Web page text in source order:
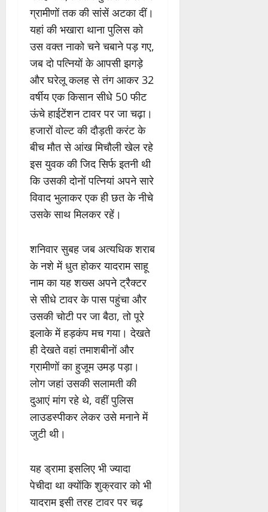
ग्रामीणों तक की सांसें अटका दीं।
यहां की भखारा थाना पुलिस को
उस वक्त नाको चने चबाने पड़ गए,
जब दो पत्नियों के आपसी झगड़े
और घरेलू कलह से तंग आकर 32
वर्षीय एक किसान सीधे 50 फीट
ऊंचे हाईटेंशन टावर पर जा चढ़ा।
हजारों वोल्ट की दौड़ती करंट के
बीच मौत से आंख मिचौली खेल रहे
इस युवक की जिद सिर्फ इतनी थी
कि उसकी दोनों पत्नियां अपने सारे
विवाद भुलाकर एक ही छत के नीचे
उसके साथ मिलकर रहें।
शनिवार सुबह जब अत्यधिक शराब
के नशे में धुत होकर यादराम साहू
नाम का यह शख्स अपने ट्रैक्टर
से सीधे टावर के पास पहुंचा और
उसकी चोटी पर जा बैठा, तो पूरे
इलाके में हड़कंप मच गया। देखते
ही देखते वहां तमाशबीनों और
ग्रामीणों का हुजूम उमड़ पड़ा।
लोग जहां उसकी सलामती की
दुआएं मांग रहे थे, वहीं पुलिस
लाउडस्पीकर लेकर उसे मनाने में
जुटी थी।
यह ड्रामा इसलिए भी ज्यादा
पेचीदा था क्योंकि शुक्रवार को भी
यादराम इसी तरह टावर पर चढ़